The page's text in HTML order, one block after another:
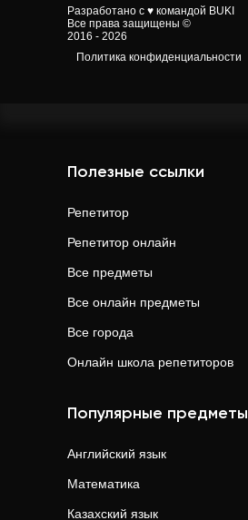
Разработано с ♥ командой BUKI
Все права защищены ©
2016 - 2026
Политика конфиденциальности
Полезные ссылки
Репетитор
Репетитор онлайн
Все предметы
Все онлайн предметы
Все города
Онлайн школа репетиторов
Популярные предметы
Английский язык
Математика
Казахский язык